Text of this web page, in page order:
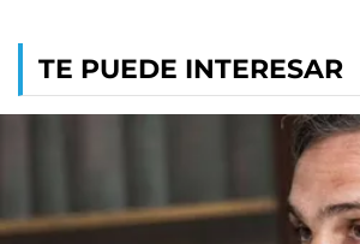
TE PUEDE INTERESAR